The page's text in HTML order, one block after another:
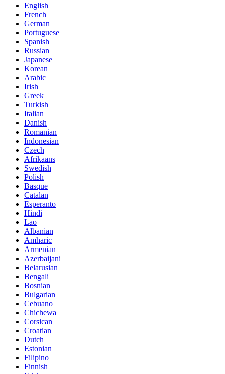
English
French
German
Portuguese
Spanish
Russian
Japanese
Korean
Arabic
Irish
Greek
Turkish
Italian
Danish
Romanian
Indonesian
Czech
Afrikaans
Swedish
Polish
Basque
Catalan
Esperanto
Hindi
Lao
Albanian
Amharic
Armenian
Azerbaijani
Belarusian
Bengali
Bosnian
Bulgarian
Cebuano
Chichewa
Corsican
Croatian
Dutch
Estonian
Filipino
Finnish